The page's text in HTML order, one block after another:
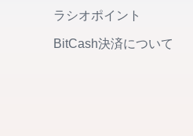
ラシオポイント
BitCash決済について